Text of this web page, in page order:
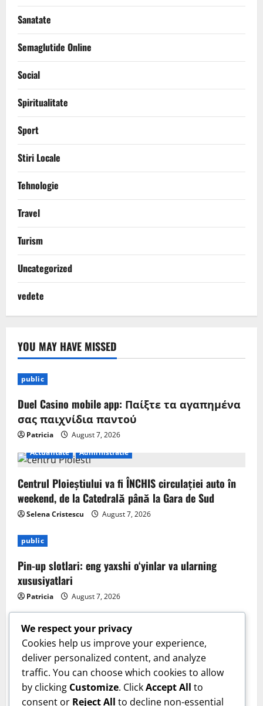
Sanatate
Semaglutide Online
Social
Spiritualitate
Sport
Stiri Locale
Tehnologie
Travel
Turism
Uncategorized
vedete
YOU MAY HAVE MISSED
public
Duel Casino mobile app: Παίξτε τα αγαπημένα
σας παιχνίδια παντού
Patricia
August 7, 2026
Actualitate
Administratie
Centrul Ploieștiului va fi ÎNCHIS circulației auto în
weekend, de la Catedrală până la Gara de Sud
Selena Cristescu August 7, 2026
public
Pin-up slotlari: eng yaxshi o‘yinlar va ularning
xususiyatlari
Patricia August 7, 2026
Sanatate
Cum îți verifici sănătatea inimii acasă. Tensiunea
We respect your privacy
Cookies help us improve your experience,
deliver personalized content, and analyze
traffic. You can choose which cookies to allow
by clicking Customize. ClickAccept All to
consent or Reject All to decline non-essential